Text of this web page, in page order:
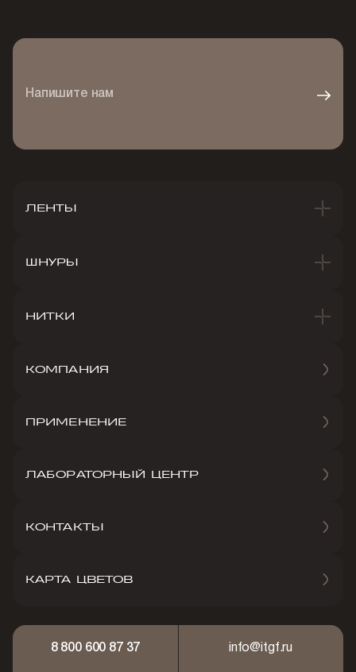
Напишите нам
КОМПАНИЯ
ПРИМЕНЕНИЕ
ЛАБОРАТОРНЫЙ ЦЕНТР
КОНТАКТЫ
КАРТА ЦВЕТОВ
ЛЕНТЫ
ШНУРЫ
НИТКИ
8 800 600 87 37 info@itgf.ru